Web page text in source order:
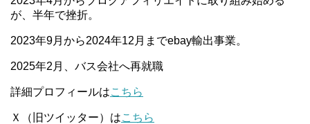
が、半年で挫折。
2023年9月から2024年12月までebay輸出事業。
2025年2月、バス会社へ再就職
詳細プロフィールはこちら
Ｘ（旧ツイッター）はこちら